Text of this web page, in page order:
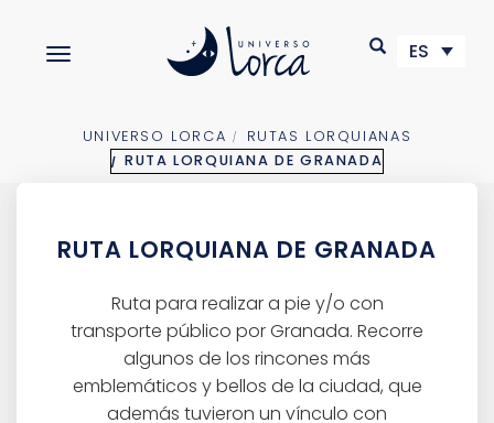
TOGGLE NAVIGATION ES
UNIVERSO LORCA
RUTAS LORQUIANAS
RUTA LORQUIANA DE GRANADA
RUTA LORQUIANA DE GRANADA
Ruta para realizar a pie y/o con
transporte público por Granada. Recorre
algunos de los rincones más
emblemáticos y bellos de la ciudad, que
además tuvieron un vínculo con